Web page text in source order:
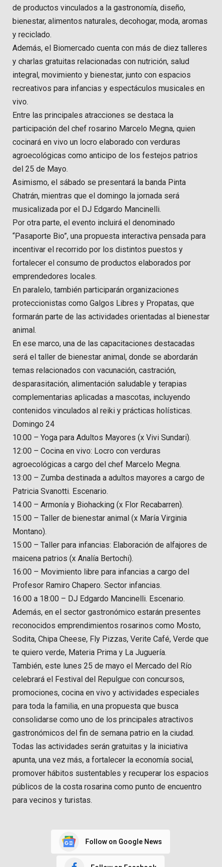
de productos vinculados a la gastronomía, diseño,
bienestar, alimentos naturales, decohogar, moda, aromas
y reciclado.
Además, el Biomercado cuenta con más de diez talleres
y charlas gratuitas relacionadas con nutrición, salud
integral, movimiento y bienestar, junto con espacios
recreativos para infancias y espectáculos musicales en
vivo.
Entre las principales atracciones se destaca la
participación del chef rosarino Marcelo Megna, quien
cocinará en vivo un locro elaborado con verduras
agroecológicas como anticipo de los festejos patrios
del 25 de Mayo.
Asimismo, el sábado se presentará la banda Pinta
Chatrán, mientras que el domingo la jornada será
musicalizada por el DJ Edgardo Mancinelli.
Por otra parte, el evento incluirá el denominado
“Pasaporte Bio”, una propuesta interactiva pensada para
incentivar el recorrido por los distintos puestos y
fortalecer el consumo de productos elaborados por
emprendedores locales.
En paralelo, también participarán organizaciones
proteccionistas como Galgos Libres y Propatas, que
formarán parte de las actividades orientadas al bienestar
animal.
En ese marco, una de las capacitaciones destacadas
será el taller de bienestar animal, donde se abordarán
temas relacionados con vacunación, castración,
desparasitación, alimentación saludable y terapias
complementarias aplicadas a mascotas, incluyendo
contenidos vinculados al reiki y prácticas holísticas.
Domingo 24
10:00 – Yoga para Adultos Mayores (x Vivi Sundari).
12:00 – Cocina en vivo: Locro con verduras
agroecológicas a cargo del chef Marcelo Megna.
13:00 – Zumba destinada a adultos mayores a cargo de
Patricia Svanotti. Escenario.
14:00 – Armonía y Biohacking (x Flor Recabarren).
15:00 – Taller de bienestar animal (x María Virginia
Montano).
15:00 – Taller para infancias: Elaboración de alfajores de
maicena patrios (x Analía Bertochi).
16:00 – Movimiento libre para infancias a cargo del
Profesor Ramiro Chapero. Sector infancias.
16:00 a 18:00 – DJ Edgardo Mancinelli. Escenario.
Además, en el sector gastronómico estarán presentes
reconocidos emprendimientos rosarinos como Mosto,
Sodita, Chipa Cheese, Fly Pizzas, Verite Café, Verde que
te quiero verde, Materia Prima y La Juguería.
También, este lunes 25 de mayo el Mercado del Río
celebrará el Festival del Repulgue con concursos,
promociones, cocina en vivo y actividades especiales
para toda la familia, en una propuesta que busca
consolidarse como uno de los principales atractivos
gastronómicos del fin de semana patrio en la ciudad.
Todas las actividades serán gratuitas y la iniciativa
apunta, una vez más, a fortalecer la economía social,
promover hábitos sustentables y recuperar los espacios
públicos de la costa rosarina como punto de encuentro
para vecinos y turistas.
Follow on Google News